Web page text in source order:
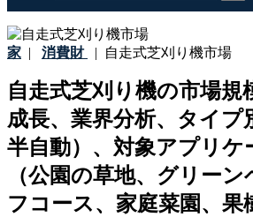
家 | 消費財 | 自走式芝刈り機市場
自走式芝刈り機の市場規
成長、業界分析、タイプ
半自動）、対象アプリケ
（公園の草地、グリー
フコース、家庭菜園、果